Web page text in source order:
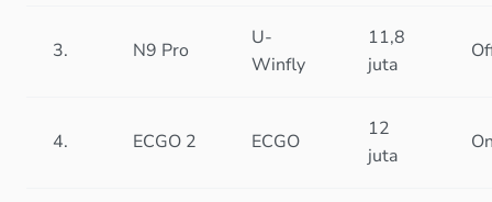
3. N9 Pro
U-
Winfly
11,8
juta
4. ECGO 2 ECGO
12
juta